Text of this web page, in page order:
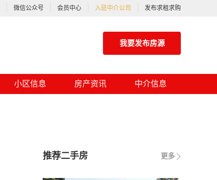
微信公众号 会员中心 入驻中介公司 发布求租求购
我要发布房源
小区信息 房产资讯 中介信息
更多
推荐二手房